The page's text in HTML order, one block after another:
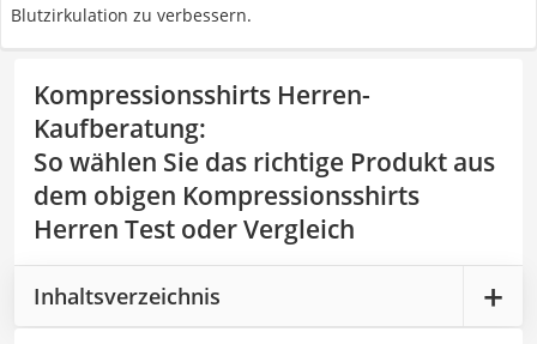
Blutzirkulation zu verbessern.
Kompressionsshirts Herren-
Kaufberatung:
So wählen Sie das richtige Produkt aus
dem obigen Kompressionsshirts
Herren Test oder Vergleich
Inhaltsverzeichnis